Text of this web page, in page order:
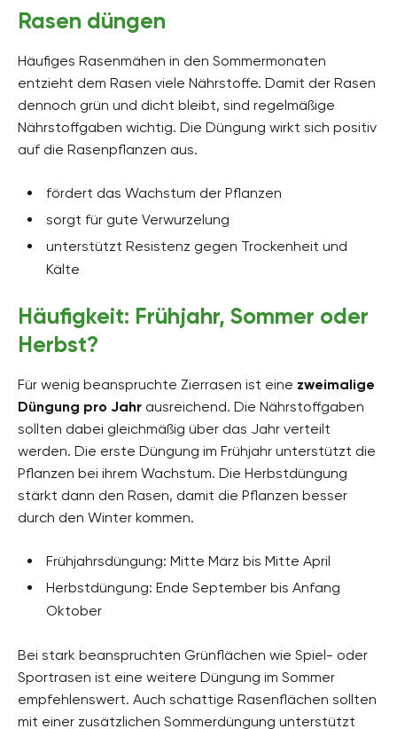
Rasen düngen
Häufiges Rasenmähen in den Sommermonaten
entzieht dem Rasen viele Nährstoffe. Damit der Rasen
dennoch grün und dicht bleibt, sind regelmäßige
Nährstoffgaben wichtig. Die Düngung wirkt sich positiv
auf die Rasenpflanzen aus.
fördert das Wachstum der Pflanzen
sorgt für gute Verwurzelung
unterstützt Resistenz gegen Trockenheit und
Kälte
Häufigkeit: Frühjahr, Sommer oder
Herbst?
Für wenig beanspruchte Zierrasen ist eine zweimalige
Düngung pro Jahr ausreichend. Die Nährstoffgaben
sollten dabei gleichmäßig über das Jahr verteilt
werden. Die erste Düngung im Frühjahr unterstützt die
Pflanzen bei ihrem Wachstum. Die Herbstdüngung
stärkt dann den Rasen, damit die Pflanzen besser
durch den Winter kommen.
Frühjahrsdüngung: Mitte März bis Mitte April
Herbstdüngung: Ende September bis Anfang
Oktober
Bei stark beanspruchten Grünflächen wie Spiel- oder
Sportrasen ist eine weitere Düngung im Sommer
empfehlenswert. Auch schattige Rasenflächen sollten
mit einer zusätzlichen Sommerdüngung unterstützt